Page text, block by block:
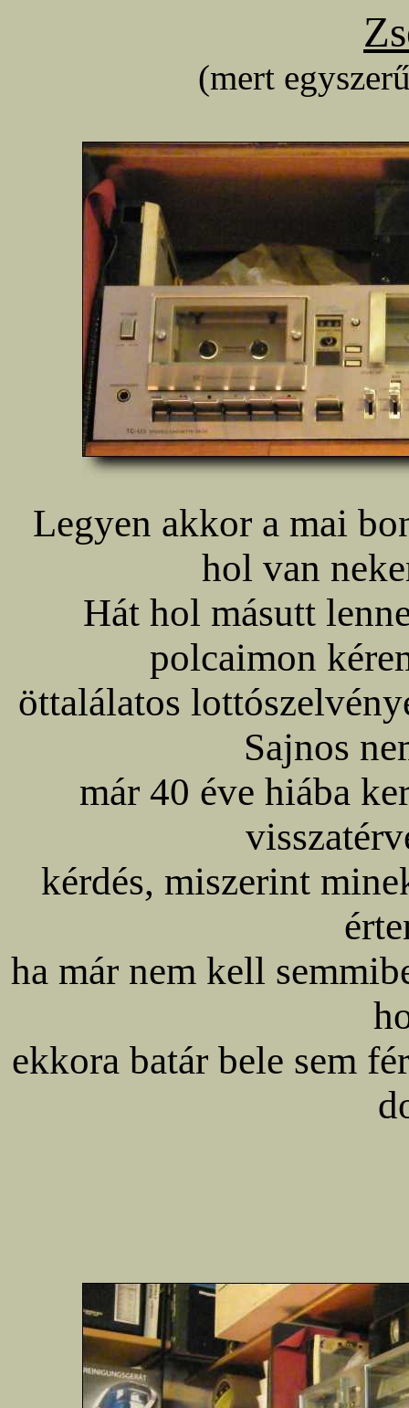
(mert
Legyen akkor a mai
hol van
Hát hol másutt
polcaimon
öttalálatos
Sajnos
már 40 éve hiába
kérdés, miszerint
ha már nem kell
ekkora batár bele sem